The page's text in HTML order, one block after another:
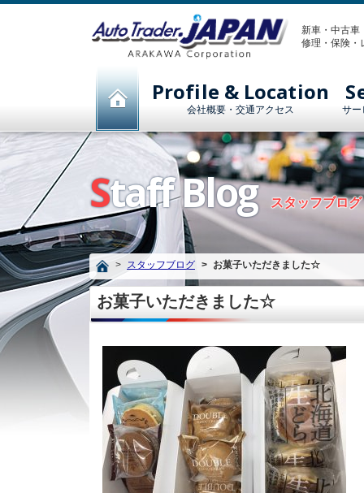
新車・中古
修理・保険・
Profile & Location
会社概要・交通アクセス サー
Staff Blog スタッフブログ
スタッフブログ お菓子いただきました☆
お菓子いただきました☆